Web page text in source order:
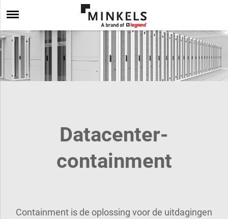
Datacenter-
containment
Containment is de oplossing voor de uitdagingen